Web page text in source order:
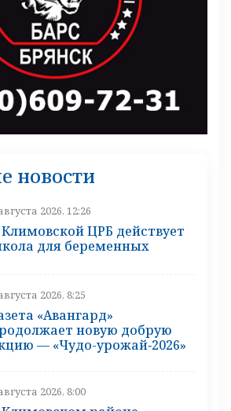
новости
2026, 12:26
ЦРБ действует
для беременных
2026, 8:25
«Авангард»
новую добрую
— «Чудо-урожай‑2026»
2026, 8:00